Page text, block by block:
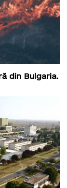
din Bulgaria.